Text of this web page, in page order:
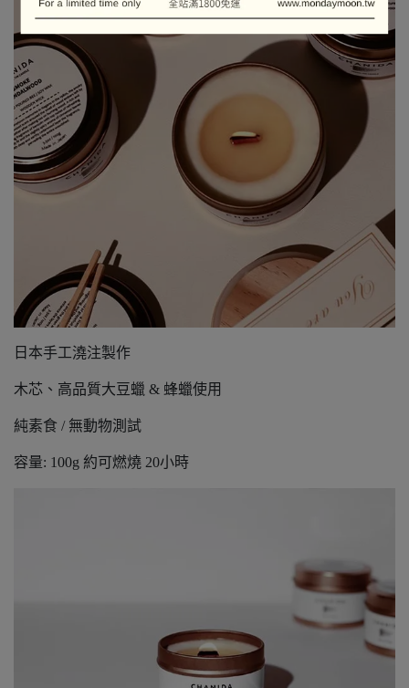
日本手工澆注製作
木芯、高品質大豆蠟 & 蜂蠟使用
純素食 / 無動物測試
容量: 100g 約可燃燒 20小時